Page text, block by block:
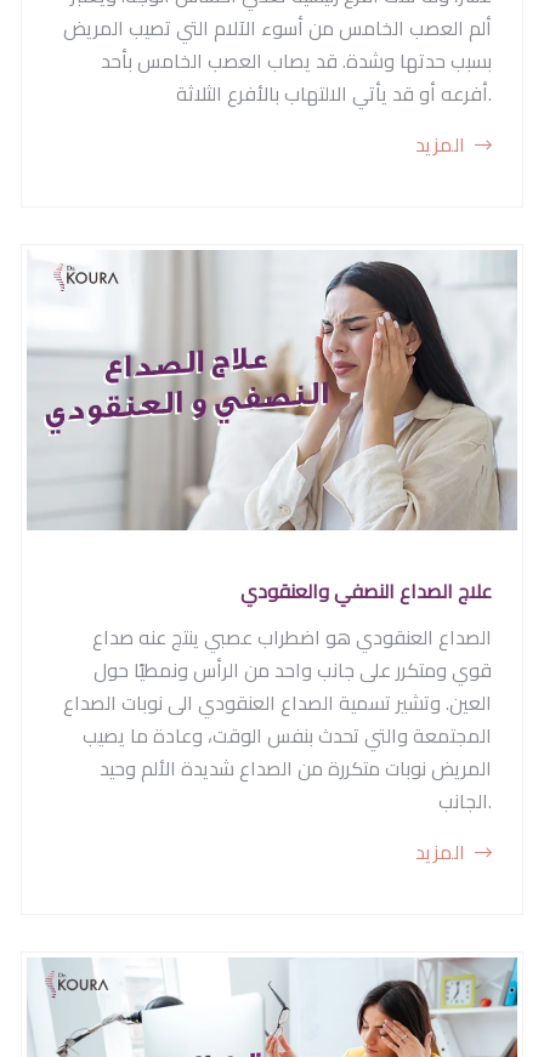
تواصل معنا
ألم العصب الخامس من أسوء الآلام التي تصيب المريض
بسبب حدتها وشدة. قد يصاب العصب الخامس بأحد
أفرعه أو قد يأتي الالتهاب بالأفرع الثلاثة.
المزيد
علاج الصداع النصفي والعنقودي
الصداع العنقودي هو اضطراب عصبي ينتج عنه صداع
قوي ومتكرر على جانب واحد من الرأس ونمطيًا حول
العين. وتشير تسمية الصداع العنقودي الى نوبات الصداع
المجتمعة والتي تحدث بنفس الوقت، وعادة ما يصيب
المريض نوبات متكررة من الصداع شديدة الألم وحيد
الجانب.
المزيد